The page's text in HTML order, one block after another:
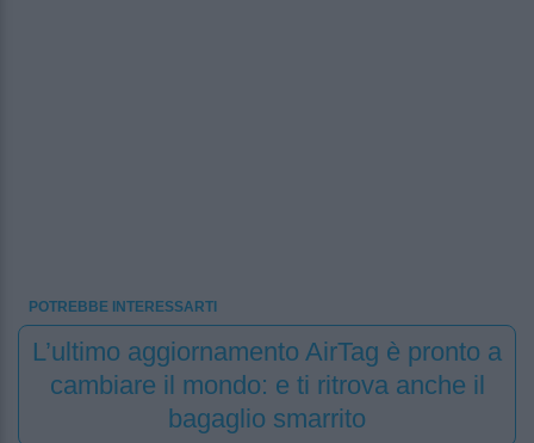
POTREBBE INTERESSARTI
L’ultimo aggiornamento AirTag è pronto a
cambiare il mondo: e ti ritrova anche il
bagaglio smarrito